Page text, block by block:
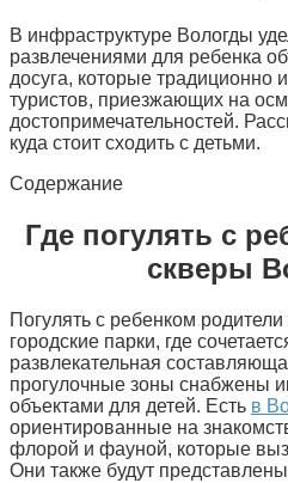
В инфраструктуре Вологды
развлечениями для ребенка
досуга, которые традиционно
туристов, приезжающих на
достопримечательностей.
куда стоит сходить с детьми.
Содержание
Где погулять с
скверы
Погулять с ребенком
городские парки, где
развлекательная
прогулочные зоны снабжены
объектами для детей. Есть в
ориентированные на
флорой и фауной, которые
Они также будут